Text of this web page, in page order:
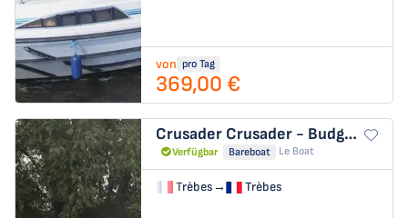
von pro Tag
369,00 €
Crusader Crusader - Budget 13
Verfügbar Bareboat Le Boat
Trèbes→ Trèbes